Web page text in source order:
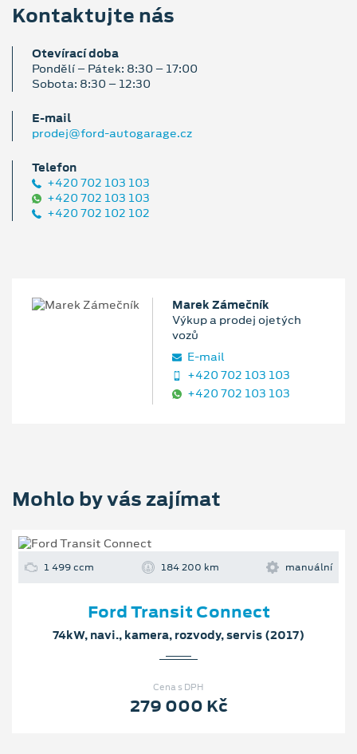
Kontaktujte nás
Otevírací doba
Pondělí – Pátek: 8:30 – 17:00
Sobota: 8:30 – 12:30
E‑mail
prodej@ford-autogarage.cz
Telefon
+420 702 103 103
+420 702 103 103
+420 702 102 102
Marek Zámečník
Výkup a prodej ojetých
vozů
E‑mail
+420 702 103 103
+420 702 103 103
Mohlo by vás zajímat
1 499 ccm 184 200 km manuální
Ford Transit Connect
74kW, navi., kamera, rozvody, servis (2017)
Cena s DPH
279 000 Kč